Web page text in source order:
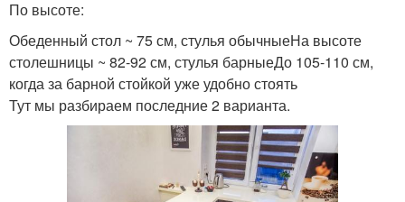
По высоте:
Обеденный стол ~ 75 см, стулья обычныеНа высоте
столешницы ~ 82-92 см, стулья барныеДо 105-110 см,
когда за барной стойкой уже удобно стоять
Тут мы разбираем последние 2 варианта.